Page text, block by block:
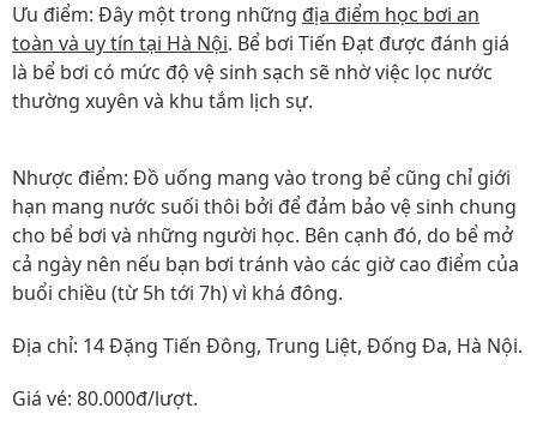
Ưu điểm: Đây một trong những địa điểm học bơi an
toàn và uy tín tại Hà Nội. Bể bơi Tiến Đạt được đánh giá
là bể bơi có mức độ vệ sinh sạch sẽ nhờ việc lọc nước
thường xuyên và khu tắm lịch sự.
Nhược điểm: Đồ uống mang vào trong bể cũng chỉ giới
hạn mang nước suối thôi bởi để đảm bảo vệ sinh chung
cho bể bơi và những người học. Bên cạnh đó, do bể mở
cả ngày nên nếu bạn bơi tránh vào các giờ cao điểm của
buổi chiều (từ 5h tới 7h) vì khá đông.
Địa chỉ: 14 Đặng Tiến Đông, Trung Liệt, Đống Đa, Hà Nội.
Giá vé: 80.000đ/lượt.